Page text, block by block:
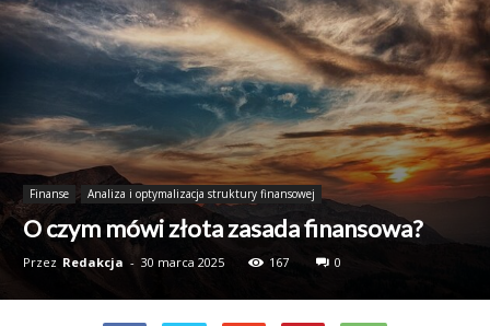
Finanse Analiza i optymalizacja struktury finansowej
O czym mówi złota zasada finansowa?
Przez Redakcja - 30 marca 2025 167 0